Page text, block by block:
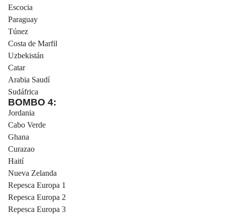
Escocia
Paraguay
Túnez
Costa de Marfil
Uzbekistán
Catar
Arabia Saudí
Sudáfrica
BOMBO 4:
Jordania
Cabo Verde
Ghana
Curazao
Haití
Nueva Zelanda
Repesca Europa 1
Repesca Europa 2
Repesca Europa 3